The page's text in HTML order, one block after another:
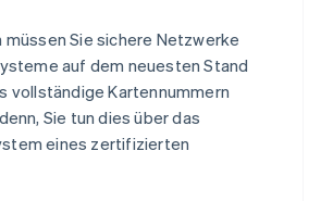
müssen Sie sichere Netzwerke
auf dem neuesten Stand
vollständige Kartennummern
Sie tun dies über das
eines zertifizierten